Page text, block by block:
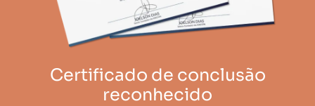
Certificado de conclusão
reconhecido